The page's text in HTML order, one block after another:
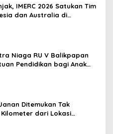
IMERC 2026 Satukan Tim
dan Australia di
Niaga RU V Balikpapan
Pendidikan bagi Anak
Ditemukan Tak
dari Lokasi